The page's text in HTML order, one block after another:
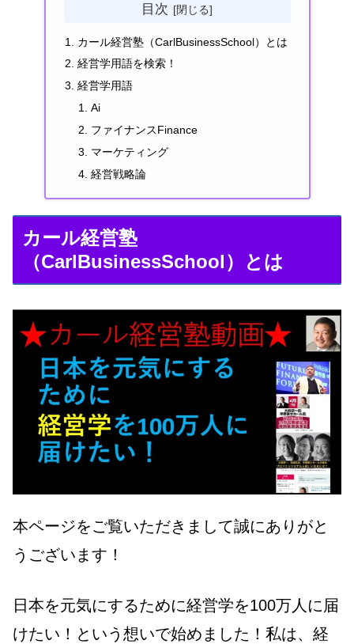
目次
カール経営塾（CarlBusinessSchool）とは
経営学用語を検索！
経営学用語
Ai
ファイナンスFinance
マーケティング
経営戦略論
カール経営塾
（CarlBusinessSchool）とは
本ページをご覧いただきまして誠にありがと
うございます！
日本を元気にするために経営学を100万人に届
けたい！という想いで始めました！私は、経